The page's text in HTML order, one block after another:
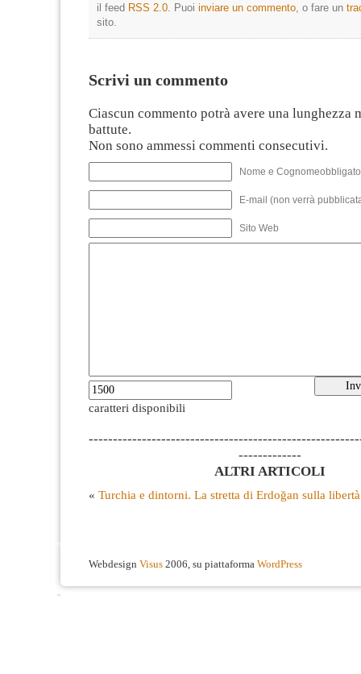
il feed RSS 2.0 . Puoi inviare un commento , o fare un
sito.
Scrivi un commento
Ciascun commento potrà avere una lunghezza
battute.
Non sono ammessi commenti consecutivi.
Nome e
E-mail (non verrà
Sito Web
caratteri disponibili
-------------
ALTRI ARTICOLI
« Turchia e dintorni. La stretta di Erdoğan sulla
Webdesign Visus 2006, su piattaforma WordPress